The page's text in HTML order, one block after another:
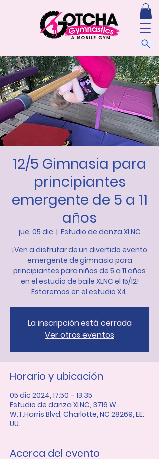
12/5 Gimnasia para
principiantes
emergente de 5 a 11
años
jue, 05 dic
  |
Estudio de danza XLNC
¡Ven a disfrutar de un divertido evento
emergente de gimnasia para
principiantes para niños de 5 a 11 años
en el estudio de baile XLNC el 15/12!
Estaremos en el estudio X4.
La inscripción está cerrada
Ver otros eventos
Horario y ubicación
05 dic 2024, 17:50 – 18:35
Estudio de danza XLNC, 3716 W
W.T.Harris Blvd, Charlotte, NC 28269, EE.
UU.
Acerca del evento